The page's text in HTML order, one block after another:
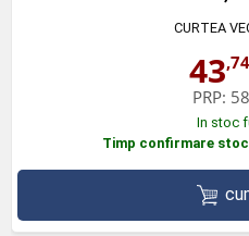
CURTEA
43,74
PRP:
In stoc
Timp confirmare